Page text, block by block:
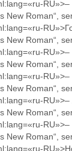
New Roman“,
New Roman“,
RU»>–
New Roman“,
RU»>–
New Roman“,
New Roman“,
New Roman“,